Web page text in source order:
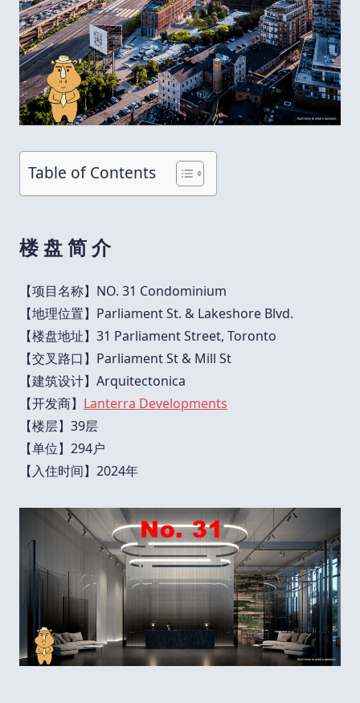
Table of Contents
楼 盘 简 介
【项目名称】NO. 31 Condominium
【地理位置】Parliament St. & Lakeshore Blvd.
【楼盘地址】31 Parliament Street, Toronto
【交叉路口】Parliament St & Mill St
【建筑设计】Arquitectonica
【开发商】 Lanterra Developments
【楼层】39层
【单位】294户
【入住时间】2024年